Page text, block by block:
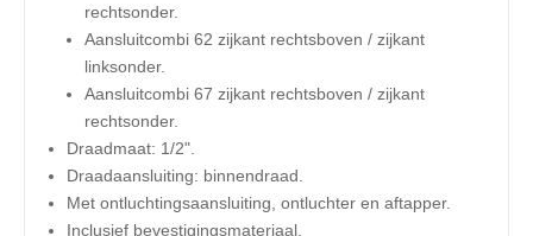
rechtsonder.
Aansluitcombi 62 zijkant rechtsboven / zijkant
linksonder.
Aansluitcombi 67 zijkant rechtsboven / zijkant
rechtsonder.
Draadmaat: 1/2".
Draadaansluiting: binnendraad.
Met ontluchtingsaansluiting, ontluchter en aftapper.
Inclusief bevestigingsmateriaal.